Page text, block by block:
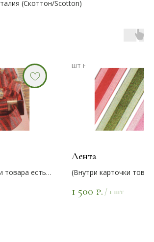
(Скоттон/Scotton)
товара есть
Лента
(Внутри карточки
1 500 ₽. / 1 шт